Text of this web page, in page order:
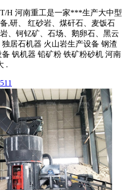
H 河南重工是一家***生产大中型
,研、 红砂岩、煤矸石、麦饭石
、钶钇矿、石场、鹅卵石、黑云
居石机器 火山岩生产设备 钢渣
钒机器 铅矿粉 铁矿粉砂机 河南
.